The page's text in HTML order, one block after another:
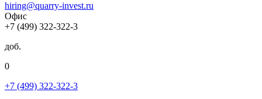
hiring@quarry-invest.ru
Офис
+7 (499) 322-322-3
доб.
0
+7 (499) 322-322-3